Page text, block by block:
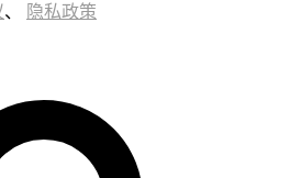
、 隐私政策